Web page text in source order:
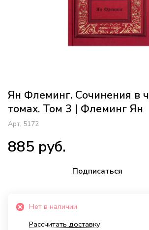
Ян Флеминг. Сочинения в
томах. Том 3 | Флеминг Ян
Арт. 5172
885 руб.
Подписаться
Нет в наличии
Рассчитать доставку